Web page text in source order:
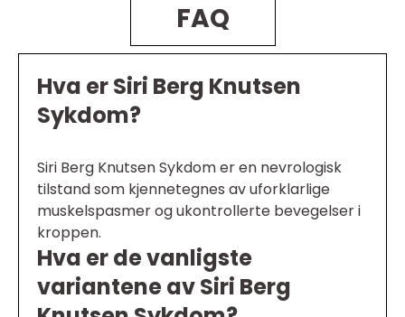
FAQ
Hva er Siri Berg Knutsen
Sykdom?
Siri Berg Knutsen Sykdom er en nevrologisk
tilstand som kjennetegnes av uforklarlige
muskelspasmer og ukontrollerte bevegelser i
kroppen.
Hva er de vanligste
variantene av Siri Berg